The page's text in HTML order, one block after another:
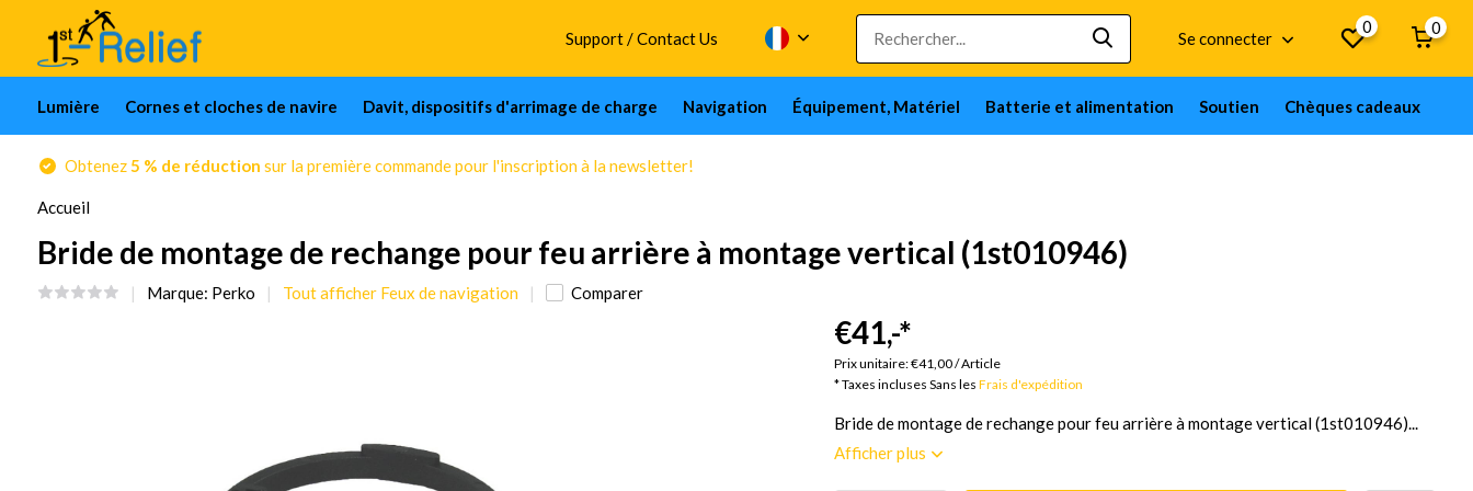
Support / Contact Us Se connecter
0 0
Lumière Cornes et cloches de navire Davit, dispositifs d'arrimage de charge Navigation Équipement, Matériel Batterie et alimentation Soutien Chèques cadeaux
Obtenez5 % de réduction sur la première commande pour l'inscription à la newsletter!
Accueil
Bride de montage de rechange pour feu arrière à montage vertical (1st010946)
Marque: Perko Tout afficher Feux de navigation Comparer
€41,-*
Prix unitaire:€41,00/Article
* Taxes incluses Sans lesFrais d'expédition
Bride de montage de rechange pour feu arrière à montage vertical (1st010946)...
Afficher plus